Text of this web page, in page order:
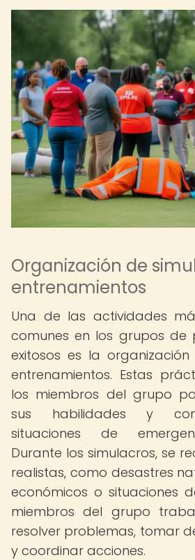
Organización de
entrenamientos
Una de las actividades
comunes en los grupos de
exitosos es la
entrenamientos. Estas
los miembros del grupo
sus habilidades y
situaciones de
Durante los simulacros, se
realistas, como desastres
económicos o situaciones
miembros del grupo
resolver problemas, tomar
y coordinar acciones.